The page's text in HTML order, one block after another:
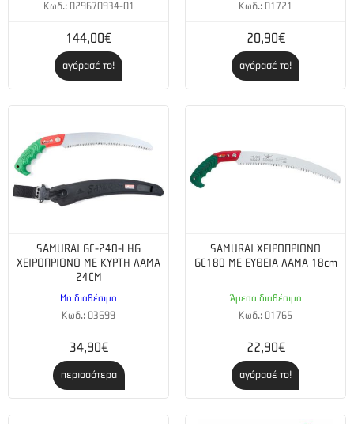
Κωδ.: 029670934-01
144,00€
αγόρασέ το!
Κωδ.: 01721
20,90€
αγόρασέ το!
SAMURAI GC-240-LHG
ΧΕΙΡΟΠΡΙΟΝΟ ΜΕ ΚΥΡΤΗ ΛΑΜΑ
24CM
Μη διαθέσιμο
Κωδ.: 03699
34,90€
περισσότερα
SAMURAI ΧΕΙΡΟΠΡΙΟΝΟ
GC180 ΜΕ ΕΥΘΕΙΑ ΛΑΜΑ 18cm
Άμεσα διαθέσιμο
Κωδ.: 01765
22,90€
αγόρασέ το!